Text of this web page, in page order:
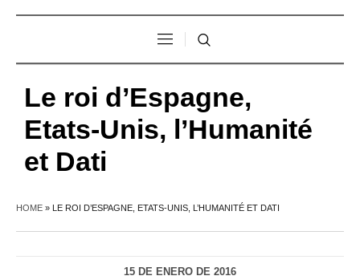
Le roi d’Espagne,
Etats-Unis, l’Humanité
et Dati
HOME » LE ROI D’ESPAGNE, ETATS-UNIS, L’HUMANITÉ ET DATI
15 DE ENERO DE 2016